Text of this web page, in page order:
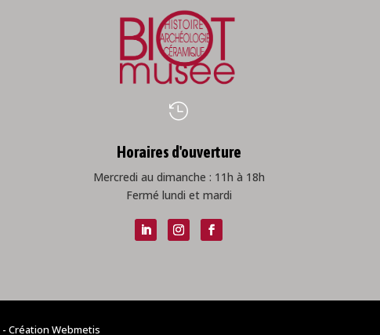

Horaires d'ouverture
Mercredi au dimanche : 11h à 18h
Fermé lundi et mardi
- Création Webmetis